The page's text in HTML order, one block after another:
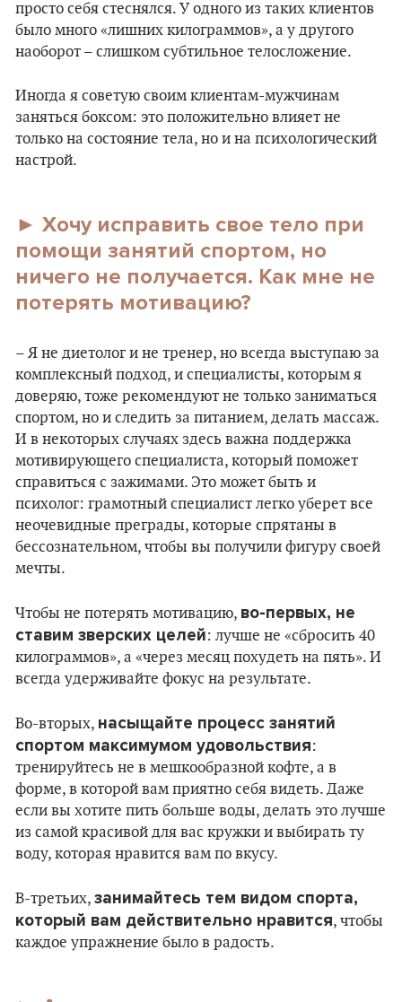
просто себя стеснялся. У одного из таких клиентов
было много «лишних килограммов», а у другого
наоборот – слишком субтильное телосложение.
Иногда я советую своим клиентам-мужчинам
заняться боксом: это положительно влияет не
только на состояние тела, но и на психологический
настрой.
► Хочу исправить свое тело при
помощи занятий спортом, но
ничего не получается. Как мне не
потерять мотивацию?
– Я не диетолог и не тренер, но всегда выступаю за
комплексный подход, и специалисты, которым я
доверяю, тоже рекомендуют не только заниматься
спортом, но и следить за питанием, делать массаж.
И в некоторых случаях здесь важна поддержка
мотивирующего специалиста, который поможет
справиться с зажимами. Это может быть и
психолог: грамотный специалист легко уберет все
неочевидные преграды, которые спрятаны в
бессознательном, чтобы вы получили фигуру своей
мечты.
Чтобы не потерять мотивацию, во-первых, не
ставим зверских целей: лучше не «сбросить 40
килограммов», а «через месяц похудеть на пять». И
всегда удерживайте фокус на результате.
Во-вторых, насыщайте процесс занятий
спортом максимумом удовольствия:
тренируйтесь не в мешкообразной кофте, а в
форме, в которой вам приятно себя видеть. Даже
если вы хотите пить больше воды, делать это лучше
из самой красивой для вас кружки и выбирать ту
воду, которая нравится вам по вкусу.
В-третьих, занимайтесь тем видом спорта,
который вам действительно нравится, чтобы
каждое упражнение было в радость.